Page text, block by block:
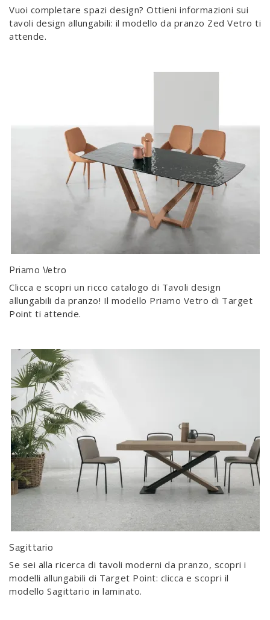
Vuoi completare spazi design? Ottieni informazioni sui
tavoli design allungabili: il modello da pranzo Zed Vetro ti
attende.
Priamo Vetro
Clicca e scopri un ricco catalogo di Tavoli design
allungabili da pranzo! Il modello Priamo Vetro di Target
Point ti attende.
Sagittario
Se sei alla ricerca di tavoli moderni da pranzo, scopri i
modelli allungabili di Target Point: clicca e scopri il
modello Sagittario in laminato.